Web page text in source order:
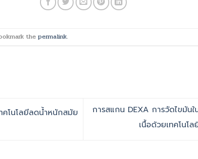
the permalink.
โนโลยีลดน้ำหนักสมัย
การสแกน DEXA การวัดไขมัน
เนื้อด้วยเทคโนโ